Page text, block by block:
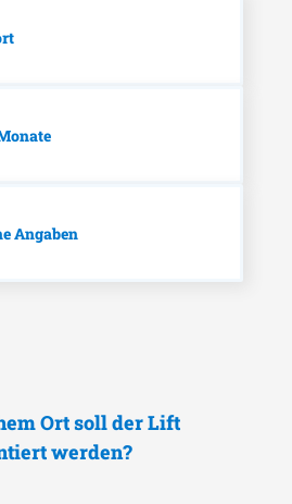
Angaben
Ort soll der Lift
werden?